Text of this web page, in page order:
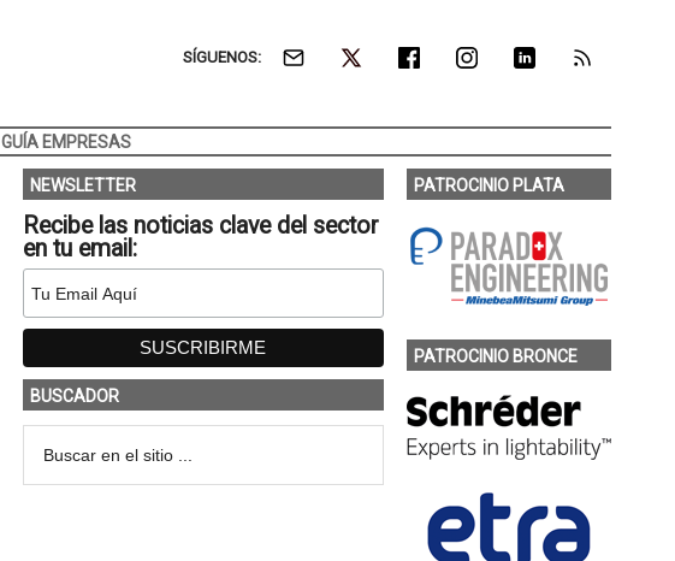
SÍGUENOS:
GUÍA EMPRESAS
NEWSLETTER
Recibe las noticias clave del sector
en tu email:
BUSCADOR
PATROCINIO PLATA
PATROCINIO BRONCE